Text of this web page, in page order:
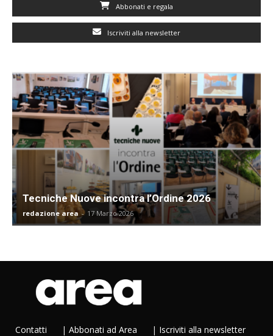
Abbonati e regala
Iscriviti alla newsletter
Tecniche Nuove incontra l’Ordine 2026
redazione area - 17 Marzo 2026
Contatti | Abbonati ad Area | Iscriviti alla newsletter